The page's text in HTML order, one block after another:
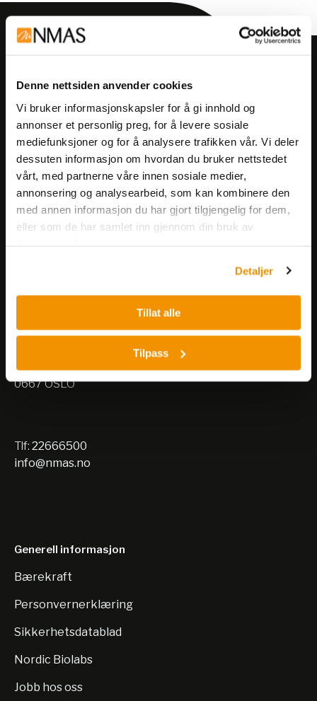
Denne nettsiden anvender cookies
Vi bruker informasjonskapsler for å gi innhold og
annonser et personlig preg, for å levere sosiale
mediefunksjoner og for å analysere trafikken vår. Vi deler
dessuten informasjon om hvordan du bruker nettstedet
vårt, med partnerne våre innen sosiale medier,
annonsering og analysearbeid, som kan kombinere den
med annen informasjon du har gjort tilgjengelig for dem,
eller som de har samlet inn gjennom din bruk av
Detaljer
Tillat alle
Tilpass
Få informasjon om produkter,
arrangementer og kampanjer.
Meld på nyhetsbrev
Besøksadresse:
0667 OSLO
Nils Hansens vei 10
0667 OSLO
Tlf: 22666500
info@nmas.no
Generell informasjon
Bærekraft
Personvernerklæring
Sikkerhetsdatablad
Nordic Biolabs
Jobb hos oss